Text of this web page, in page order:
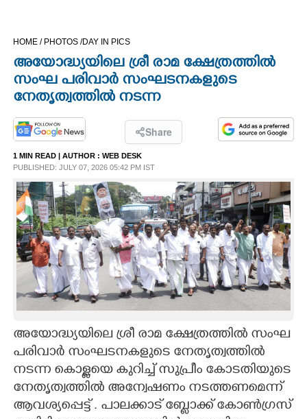
OPINION
PHOTOS
LIFESTYLE
SPIRITUAL
INFO+
ART
ASTRO
CARTOONS
LITERATURE
HOME / PHOTOS /DAY IN PICS
അയോദ്ധ്യയിലെ ശ്രീ രാമ ക്ഷേത്രത്തിൽ
സംഘ പരിവാർ സംഘടനകളുടെ
നേതൃത്വത്തിൽ നടന്ന
Share
1 MIN READ | AUTHOR : WEB DESK
PUBLISHED: JULY 07, 2026 05:42 PM IST
അയോദ്ധ്യയിലെ ശ്രീ രാമ ക്ഷേത്രത്തിൽ സംഘ
പരിവാർ സംഘടനകളുടെ നേതൃത്വത്തിൽ
നടന്ന കൊള്ളയെ കുറിച്ച് സുപ്രീം കോടതിയുടെ
നേതൃത്വത്തിൽ അന്വേഷണം നടത്തണമെന്ന്
ആവശ്യപ്പെട്ട് . പാലക്കാട് ബ്ലോക്ക് കോൺഗ്രസ്